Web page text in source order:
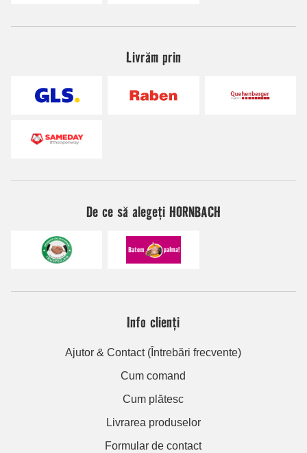
Livrăm prin
De ce să alegeți HORNBACH
Info clienți
Ajutor & Contact (Întrebări frecvente)
Cum comand
Cum plătesc
Livrarea produselor
Formular de contact